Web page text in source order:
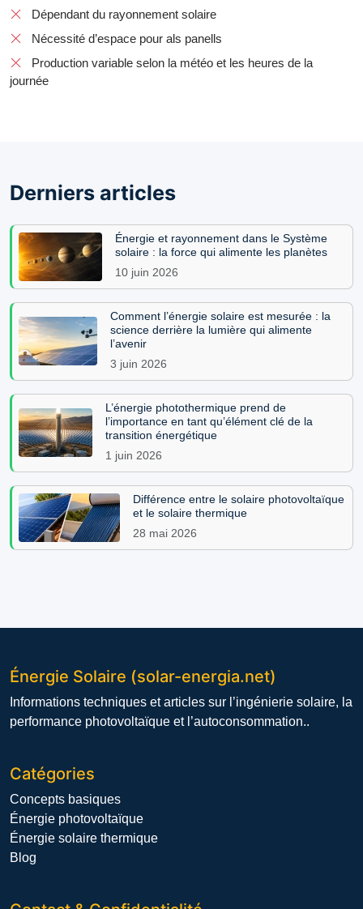
Dépendant du rayonnement solaire
Nécessité d’espace pour als panells
Production variable selon la météo et les heures de la
journée
Derniers articles
Énergie et rayonnement dans le Système
solaire : la force qui alimente les planètes
10 juin 2026
Comment l’énergie solaire est mesurée : la
science derrière la lumière qui alimente
l’avenir
3 juin 2026
L’énergie photothermique prend de
l’importance en tant qu’élément clé de la
transition énergétique
1 juin 2026
Différence entre le solaire photovoltaïque
et le solaire thermique
28 mai 2026
Énergie Solaire (solar-energia.net)
Informations techniques et articles sur l’ingénierie solaire, la
performance photovoltaïque et l’autoconsommation..
Catégories
Concepts basiques
Énergie photovoltaïque
Énergie solaire thermique
Blog